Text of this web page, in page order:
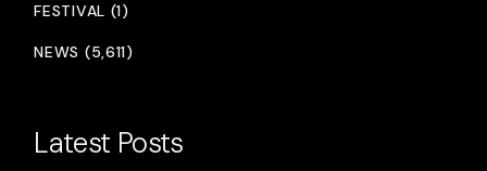
FESTIVAL (1)
NEWS (5,611)
Latest Posts